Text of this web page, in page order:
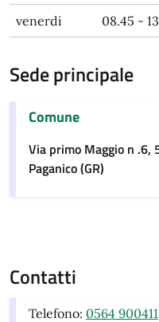
venerdi 08.45 -
Sede principale
Comune
Via primo Maggio n .6,
Paganico (GR)
Contatti
Telefono: 0564 900411